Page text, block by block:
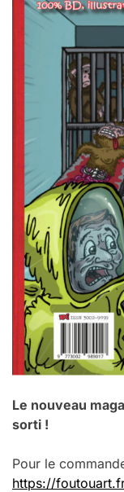
Le nouveau
sorti !
Pour le
https://